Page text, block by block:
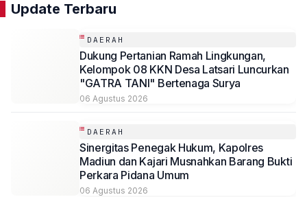
Update Terbaru
DAERAH
Dukung Pertanian Ramah Lingkungan,
Kelompok 08 KKN Desa Latsari Luncurkan
"GATRA TANI" Bertenaga Surya
06 Agustus 2026
DAERAH
Sinergitas Penegak Hukum, Kapolres
Madiun dan Kajari Musnahkan Barang Bukti
Perkara Pidana Umum
06 Agustus 2026